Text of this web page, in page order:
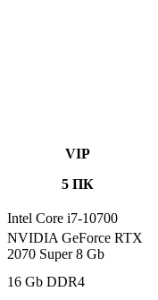
VIP
5 ПК
Intel Core i7-10700
NVIDIA GeForce RTX
2070 Super 8 Gb
16 Gb DDR4